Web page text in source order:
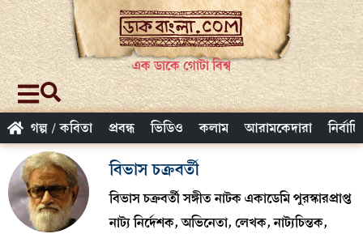
এক ডাকে গোটা বিশ্ব
গল্প / কবিতা প্রবন্ধ ভিডিও কলাম আরামকেদারা
বিভাস চক্রবর্তী
বিভাস চক্রবর্তী সঙ্গীত নাটক একাডেমি পুরস্কারপ্রাপ্ত
নাট্য নির্দেশক, অভিনেতা, লেখক, নাট্যচিন্তক,